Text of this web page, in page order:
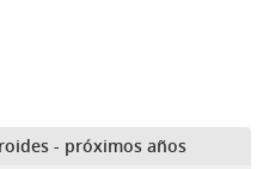
- próximos años